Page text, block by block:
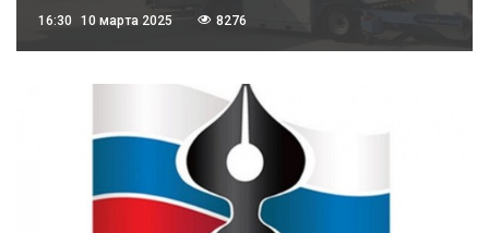
16:30 10 марта 2025 8276